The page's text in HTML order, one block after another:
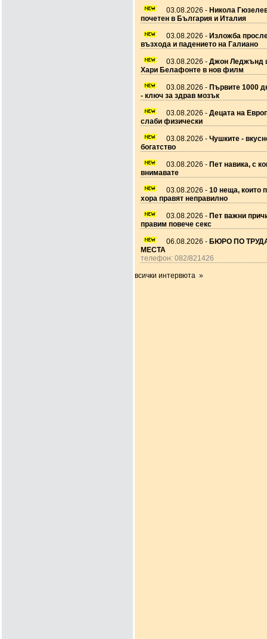
03.08.2026 - Никола
почетен в България и Италия
03.08.2026 - Изложба
възхода и падението на Галиано
03.08.2026 - Джон Леджънд
Хари Белафонте в нов филм
03.08.2026 - Първите 1000
- ключ за здрав мозък
03.08.2026 - Децата на
слаби физически
03.08.2026 - Чушките -
богатство
03.08.2026 - Пет навика, с
внимавате
03.08.2026 - 10 неща, които
хора правят неправилно
03.08.2026 - Пет важни
правим повече секс
06.08.2026 - БЮРО ПО
МЕСТА
телефон: 082/821426
всички интервюта »